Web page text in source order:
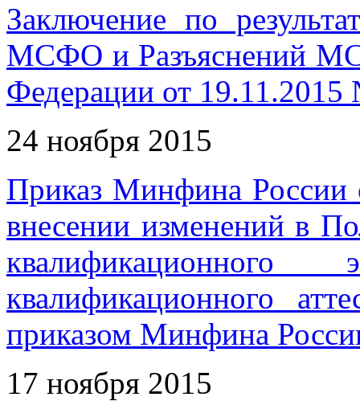
Заключение по
МСФО и Разъяснений
Федерации от
24 ноября 2015
Приказ Минфина
внесении изменений в
квалификационного
приказом Минфина
17 ноября 2015